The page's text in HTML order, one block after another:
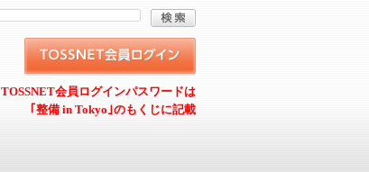
TOSSNET会員ログインパスワードは
｢整備 in Tokyo｣のもくじに記載